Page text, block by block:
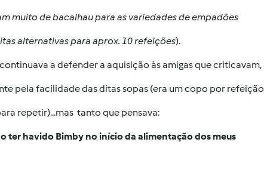
muito de bacalhau para as variedades de empadões
alternativas para aprox. 10 refeições).
a defender a aquisição às amigas que criticavam,
pela facilidade das ditas sopas (era um copo por refeição
repetir)...mas tanto que pensava:
ter havido Bimby no início da alimentação dos meus